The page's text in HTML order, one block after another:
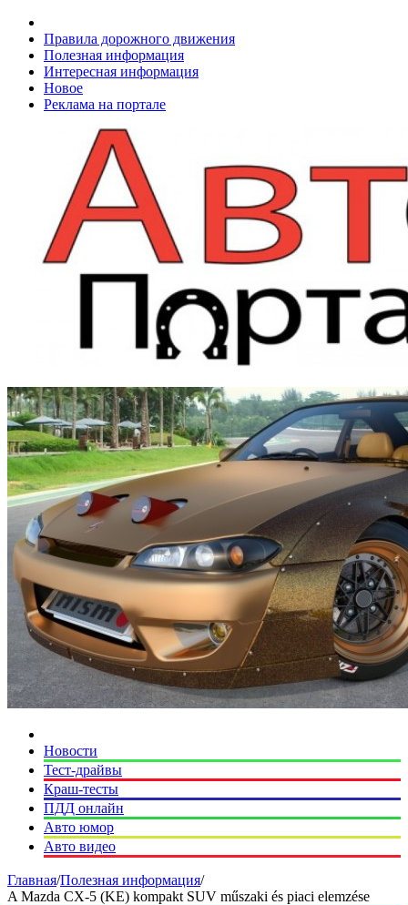
Правила дорожного движения
Полезная информация
Интересная информация
Новое
Реклама на портале
Новости
Тест-драйвы
Краш-тесты
ПДД онлайн
Авто юмор
Авто видео
Главная/Полезная информация/
A Mazda CX-5 (KE) kompakt SUV műszaki és piaci elemzése